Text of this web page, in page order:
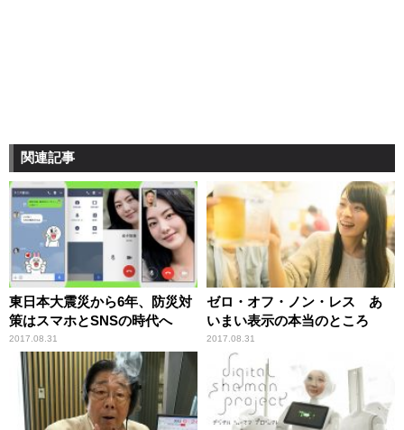
関連記事
東日本大震災から6年、防災対
策はスマホとSNSの時代へ
2017.08.31
ゼロ・オフ・ノン・レス あ
いまい表示の本当のところ
2017.08.31